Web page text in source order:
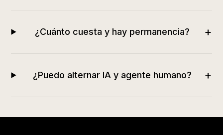
¿Cuánto cuesta y hay permanencia? +
¿Puedo alternar IA y agente humano? +